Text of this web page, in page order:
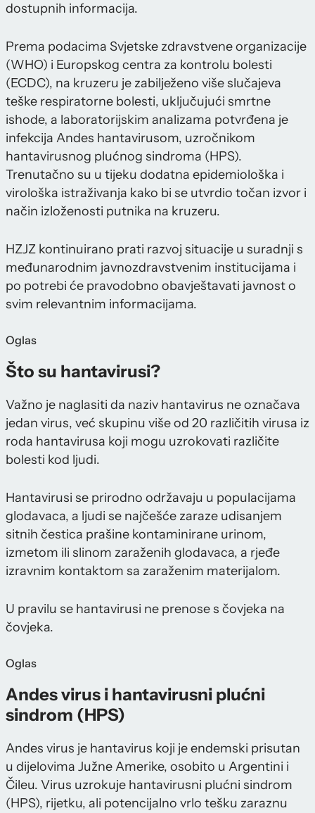
dostupnih informacija.
Prema podacima Svjetske zdravstvene organizacije
(WHO) i Europskog centra za kontrolu bolesti
(ECDC), na kruzeru je zabilježeno više slučajeva
teške respiratorne bolesti, uključujući smrtne
ishode, a laboratorijskim analizama potvrđena je
infekcija Andes hantavirusom, uzročnikom
hantavirusnog plućnog sindroma (HPS).
Trenutačno su u tijeku dodatna epidemiološka i
virološka istraživanja kako bi se utvrdio točan izvor i
način izloženosti putnika na kruzeru.
HZJZ kontinuirano prati razvoj situacije u suradnji s
međunarodnim javnozdravstvenim institucijama i
po potrebi će pravodobno obavještavati javnost o
svim relevantnim informacijama.
Oglas
Što su hantavirusi?
Važno je naglasiti da naziv hantavirus ne označava
jedan virus, već skupinu više od 20 različitih virusa iz
roda hantavirusa koji mogu uzrokovati različite
bolesti kod ljudi.
Hantavirusi se prirodno održavaju u populacijama
glodavaca, a ljudi se najčešće zaraze udisanjem
sitnih čestica prašine kontaminirane urinom,
izmetom ili slinom zaraženih glodavaca, a rjeđe
izravnim kontaktom sa zaraženim materijalom.
U pravilu se hantavirusi ne prenose s čovjeka na
čovjeka.
Oglas
Andes virus i hantavirusni plućni
sindrom (HPS)
Andes virus je hantavirus koji je endemski prisutan
u dijelovima Južne Amerike, osobito u Argentini i
Čileu. Virus uzrokuje hantavirusni plućni sindrom
(HPS), rijetku, ali potencijalno vrlo tešku zaraznu